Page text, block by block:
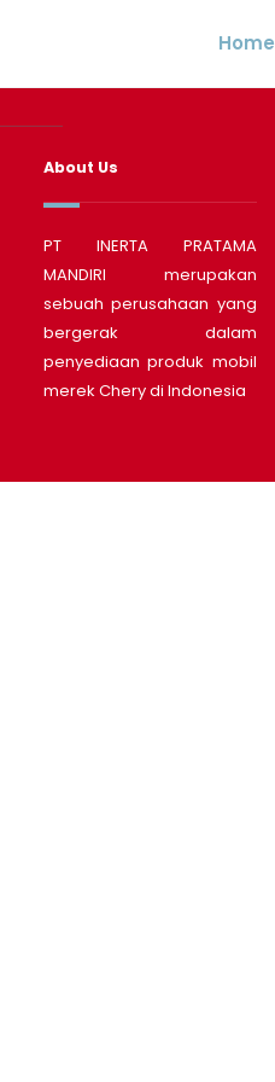
Home
About Us
PT INERTA PRATAMA
MANDIRI merupakan
sebuah perusahaan yang
bergerak dalam
penyediaan produk mobil
merek Chery di Indonesia